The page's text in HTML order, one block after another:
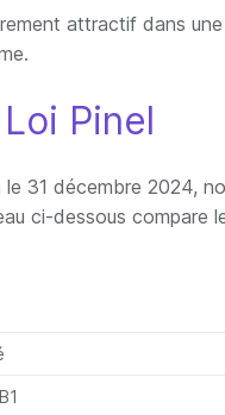
attractif dans
Pinel
31 décembre 2024,
ci-dessous compare